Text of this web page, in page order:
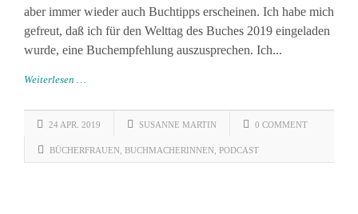
aber immer wieder auch Buchtipps erscheinen. Ich habe mich
gefreut, daß ich für den Welttag des Buches 2019 eingeladen
wurde, eine Buchempfehlung auszusprechen. Ich...
Weiterlesen …
24 APR. 2019 SUSANNE MARTIN 0 COMMENT
BÜCHERFRAUEN BUCHMACHERINNEN PODCAST